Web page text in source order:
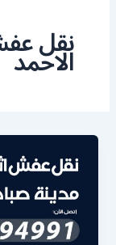
نقل
الاحمد